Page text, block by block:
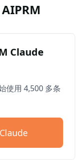
Claude
使用 4,500 多条